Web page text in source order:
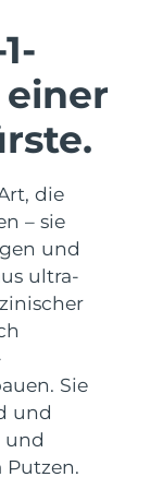
die
– sie
und
ultra-
Sie
und
und
Putzen.
go
device
toothbrush
8/8/26
8/7/26
8/10/26
8/7/26